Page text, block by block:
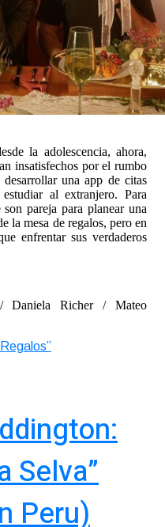
la adolescencia, ahora,
insatisfechos por el rumbo
una app de citas
al extranjero. Para
pareja para planear una
la mesa de regalos, pero en
enfrentar sus verdaderos
Daniela Richer / Mateo
Selva”
Peru)